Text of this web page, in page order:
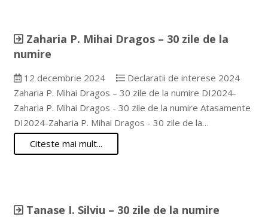
Zaharia P. Mihai Dragos – 30 zile de la
numire
12 decembrie 2024
Declaratii de interese 2024
Zaharia P. Mihai Dragos – 30 zile de la numire DI2024-
Zaharia P. Mihai Dragos - 30 zile de la numire Atasamente
DI2024-Zaharia P. Mihai Dragos - 30 zile de la…
Citeste mai mult...
Tanase I. Silviu – 30 zile de la numire